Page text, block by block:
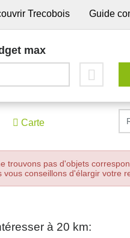
Trecobois Guide
max
Carte
trouvons pas d'objets
vous conseillons d'élargir votre
à 20 km: